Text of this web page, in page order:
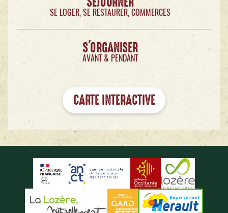
SE LOGER, SE RESTAURER, COMMERCES
S'ORGANISER
AVANT & PENDANT
CARTE INTERACTIVE